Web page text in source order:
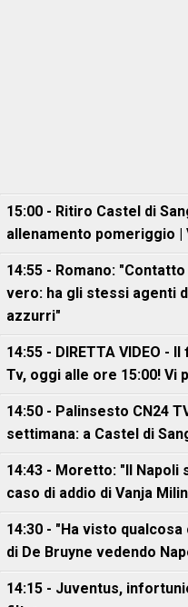
15:00 - Ritiro Castel di
allenamento pomeriggio |
14:55 - Romano:
vero: ha gli stessi agenti
azzurri"
14:55 - DIRETTA VIDEO -
Tv, oggi alle ore 15:00! Vi
14:50 - Palinsesto CN24
settimana: a Castel di
14:43 - Moretto: "Il Napoli
caso di addio di Vanja
14:30 - "Ha visto
di De Bruyne vedendo
14:15 - Juventus,